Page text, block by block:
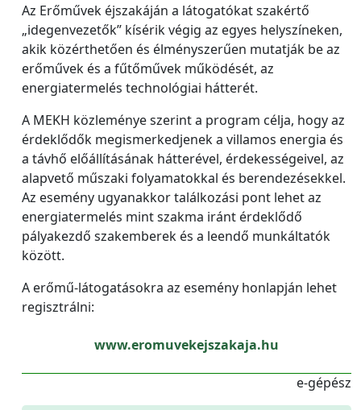
Az Erőművek éjszakáján a látogatókat szakértő
„idegenvezetők” kísérik végig az egyes helyszíneken,
akik közérthetően és élményszerűen mutatják be az
erőművek és a fűtőművek működését, az
energiatermelés technológiai hátterét.
A MEKH közleménye szerint a program célja, hogy az
érdeklődők megismerkedjenek a villamos energia és
a távhő előállításának hátterével, érdekességeivel, az
alapvető műszaki folyamatokkal és berendezésekkel.
Az esemény ugyanakkor találkozási pont lehet az
energiatermelés mint szakma iránt érdeklődő
pályakezdő szakemberek és a leendő munkáltatók
között.
A erőmű-látogatásokra az esemény honlapján lehet
regisztrálni:
www.eromuvekejszakaja.hu
e-gépész